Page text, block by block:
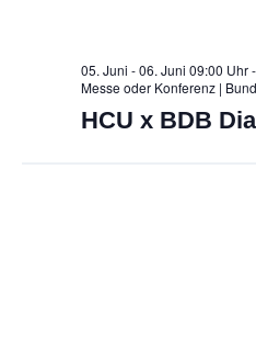
05. Juni - 06. Juni 09:00 Uhr
Messe oder Konferenz | Bund
HCU x BDB